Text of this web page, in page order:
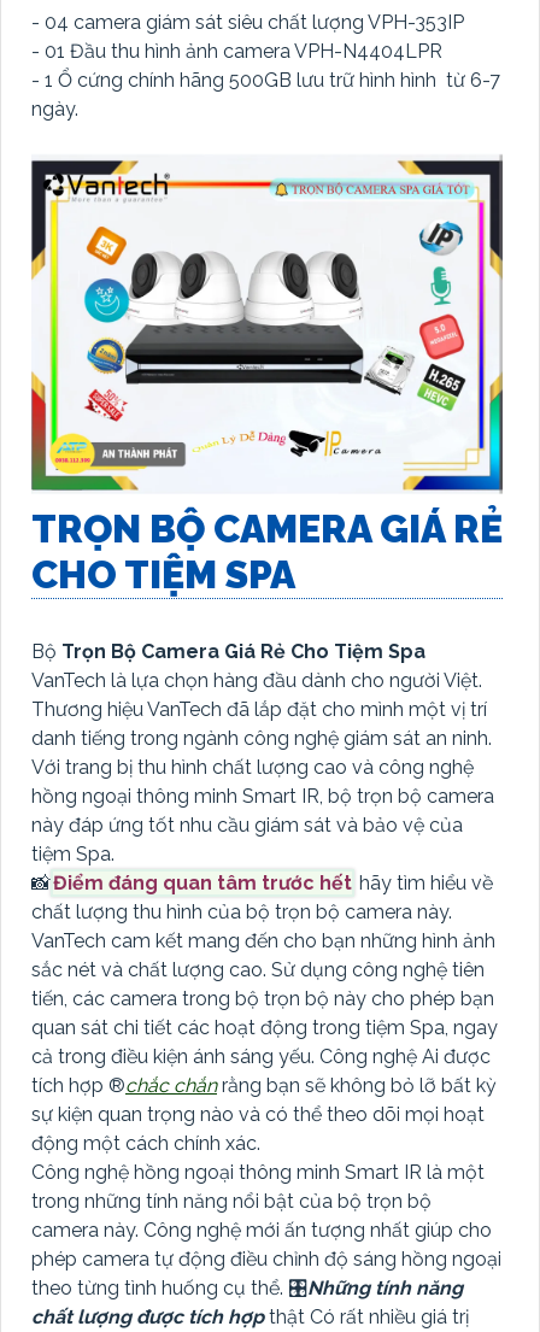
- 04 camera giám sát siêu chất lượng VPH-353IP
- 01 Đầu thu hình ảnh camera VPH-N4404LPR
- 1 Ổ cứng chính hãng 500GB lưu trữ hình hình từ 6-7
ngày.
TRỌN BỘ CAMERA GIÁ RẺ
CHO TIỆM SPA
Bộ Trọn Bộ Camera Giá Rẻ Cho Tiệm Spa
VanTech là lựa chọn hàng đầu dành cho người Việt.
Thương hiệu VanTech đã lắp đặt cho mình một vị trí
danh tiếng trong ngành công nghệ giám sát an ninh.
Với trang bị thu hình chất lượng cao và công nghệ
hồng ngoại thông minh Smart IR, bộ trọn bộ camera
này đáp ứng tốt nhu cầu giám sát và bảo vệ của
tiệm Spa.
📸Điểm đáng quan tâm trước hết hãy tìm hiểu về
chất lượng thu hình của bộ trọn bộ camera này.
VanTech cam kết mang đến cho bạn những hình ảnh
sắc nét và chất lượng cao. Sử dụng công nghệ tiên
tiến, các camera trong bộ trọn bộ này cho phép bạn
quan sát chi tiết các hoạt động trong tiệm Spa, ngay
cả trong điều kiện ánh sáng yếu. Công nghệ Ai được
tích hợp ®️chắc chắnrằng bạn sẽ không bỏ lỡ bất kỳ
sự kiện quan trọng nào và có thể theo dõi mọi hoạt
động một cách chính xác.
Công nghệ hồng ngoại thông minh Smart IR là một
trong những tính năng nổi bật của bộ trọn bộ
camera này. Công nghệ mới ấn tượng nhất giúp cho
phép camera tự động điều chỉnh độ sáng hồng ngoại
theo từng tình huống cụ thể. 🎛Những tính năng
chất lượng được tích hợpthật Có rất nhiều giá trị